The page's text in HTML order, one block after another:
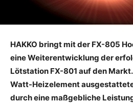
HAKKO bringt mit der FX-805
eine Weiterentwicklung der
Lötstation FX-801 auf den
Watt-Heizelement
durch eine maßgebliche